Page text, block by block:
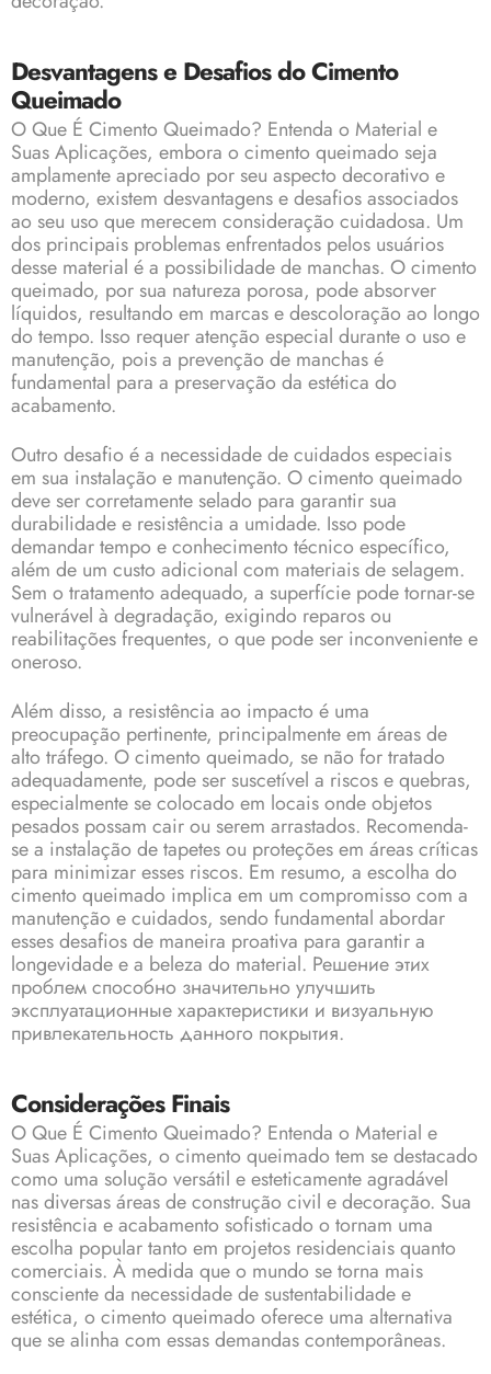
Desvantagens e Desafios do Cimento
Queimado
O Que É Cimento Queimado? Entenda o Material e
Suas Aplicações, embora o cimento queimado seja
amplamente apreciado por seu aspecto decorativo e
moderno, existem desvantagens e desafios associados
ao seu uso que merecem consideração cuidadosa. Um
dos principais problemas enfrentados pelos usuários
desse material é a possibilidade de manchas. O cimento
queimado, por sua natureza porosa, pode absorver
líquidos, resultando em marcas e descoloração ao longo
do tempo. Isso requer atenção especial durante o uso e
manutenção, pois a prevenção de manchas é
fundamental para a preservação da estética do
acabamento.
Outro desafio é a necessidade de cuidados especiais
em sua instalação e manutenção. O cimento queimado
deve ser corretamente selado para garantir sua
durabilidade e resistência a umidade. Isso pode
demandar tempo e conhecimento técnico específico,
além de um custo adicional com materiais de selagem.
Sem o tratamento adequado, a superfície pode tornar-se
vulnerável à degradação, exigindo reparos ou
reabilitações frequentes, o que pode ser inconveniente e
oneroso.
Além disso, a resistência ao impacto é uma
preocupação pertinente, principalmente em áreas de
alto tráfego. O cimento queimado, se não for tratado
adequadamente, pode ser suscetível a riscos e quebras,
especialmente se colocado em locais onde objetos
pesados possam cair ou serem arrastados. Recomenda-
se a instalação de tapetes ou proteções em áreas críticas
para minimizar esses riscos. Em resumo, a escolha do
cimento queimado implica em um compromisso com a
manutenção e cuidados, sendo fundamental abordar
esses desafios de maneira proativa para garantir a
longevidade e a beleza do material. Решение этих
проблем способно значительно улучшить
эксплуатационные характеристики и визуальную
привлекательность данного покрытия.
Considerações Finais
O Que É Cimento Queimado? Entenda o Material e
Suas Aplicações, o cimento queimado tem se destacado
como uma solução versátil e esteticamente agradável
nas diversas áreas de construção civil e decoração. Sua
resistência e acabamento sofisticado o tornam uma
escolha popular tanto em projetos residenciais quanto
comerciais. À medida que o mundo se torna mais
consciente da necessidade de sustentabilidade e
estética, o cimento queimado oferece uma alternativa
que se alinha com essas demandas contemporâneas.